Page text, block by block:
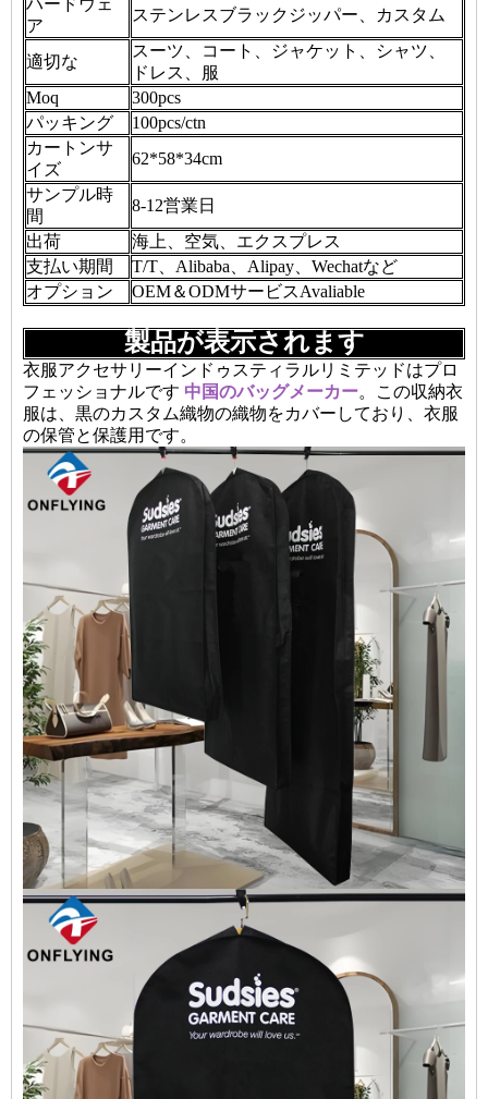
ハードウェ
ア
ステンレスブラックジッパー、カスタム
適切な
スーツ、コート、ジャケット、シャツ、
ドレス、服
Moq
300pcs
パッキング
100pcs/ctn
カートンサ
イズ
62*58*34cm
サンプル時
間
8-12営業日
出荷
海上、空気、エクスプレス
支払い期間
T/T、Alibaba、Alipay、Wechatなど
オプション
OEM＆ODMサービスAvaliable
製品が表示されます
衣服アクセサリーインドゥスティラルリミテッドはプロ
フェッショナルです 中国のバッグメーカー。この収納衣
服は、黒のカスタム織物の織物をカバーしており、衣服
の保管と保護用です。